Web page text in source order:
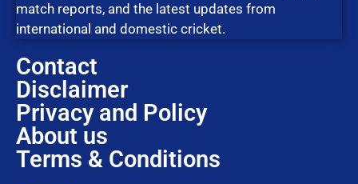
match reports, and the latest updates from
international and domestic cricket.
Contact
Disclaimer
Privacy and Policy
About us
Terms & Conditions